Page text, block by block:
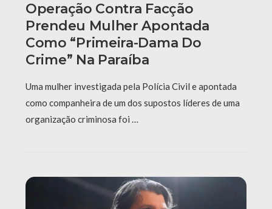
Operação Contra Facção
Prendeu Mulher Apontada
Como “primeira-Dama Do
Crime” Na Paraíba
Uma mulher investigada pela Polícia Civil e apontada
como companheira de um dos supostos líderes de uma
organização criminosa foi …